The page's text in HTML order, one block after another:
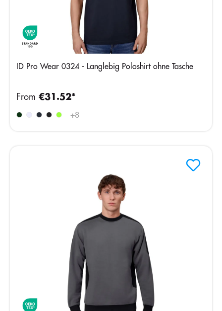
ID Pro Wear 0324 - Langlebig Poloshirt ohne Tasche
+8
From €31.52*